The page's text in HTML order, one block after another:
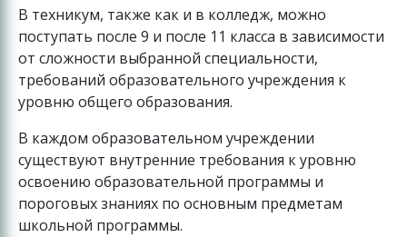
В техникум, также как и в колледж, можно
поступать после 9 и после 11 класса в зависимости
от сложности выбранной специальности,
требований образовательного учреждения к
уровню общего образования.
В каждом образовательном учреждении
существуют внутренние требования к уровню
освоению образовательной программы и
пороговых знаниях по основным предметам
школьной программы.